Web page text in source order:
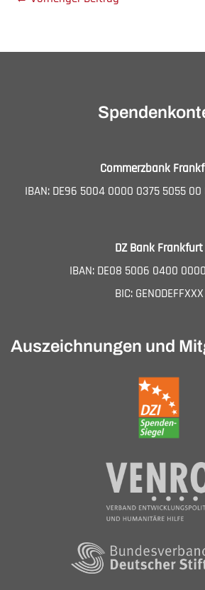
Commerzbank
IBAN: DE96 5004 0000 0375 5055 00
DZ Bank Frankfurt
IBAN: DE08 5006 0400
BIC: GENODEFFXXX
Auszeichnungen und